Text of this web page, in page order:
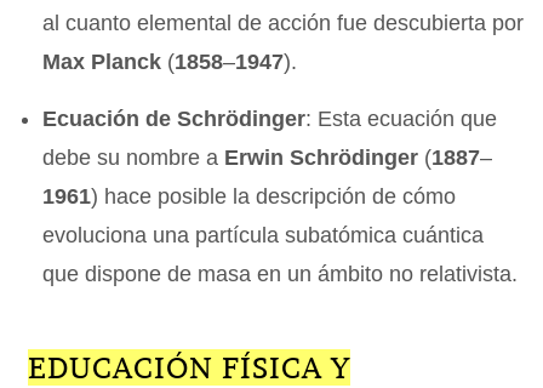
al cuanto elemental de acción fue descubierta por
Max Planck (1858–1947).
Ecuación de Schrödinger: Esta ecuación que
debe su nombre a Erwin Schrödinger (1887–
1961) hace posible la descripción de cómo
evoluciona una partícula subatómica cuántica
que dispone de masa en un ámbito no relativista.
EDUCACIÓN FÍSICA Y